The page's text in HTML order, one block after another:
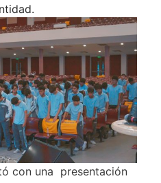
con una presentación